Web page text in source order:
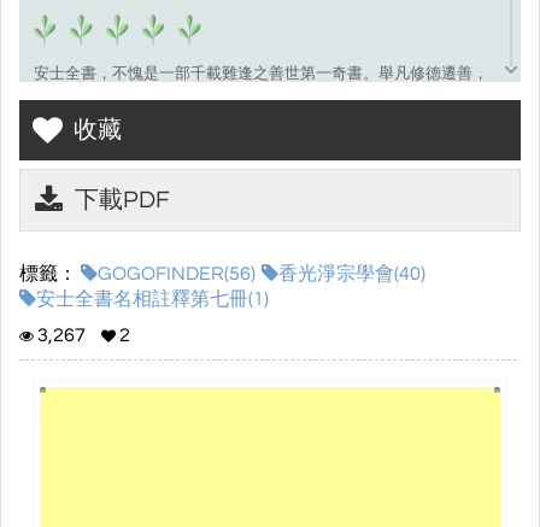
安士全書，不愧是一部千載難逢之善世第一奇書。舉凡修德遷善，
三世因果，六道輪迴，持佛聖號，求生西方，森羅萬象，無所不
包。是一部難能可貴，值得人人一讀之大好善書。世間報章雜誌可
以不看，安士全書不可不讀。閱讀此書可助我們了解宇宙人生的真
相；閱讀此書真人生一大享受，真不虛此生。閱讀此書者乃福報之
人，可喜可賀。
收藏
下載PDF
標籤： GOGOFINDER(56)
香光淨宗學會(40)
安士全書名相註釋第七冊(1)
3,267
2